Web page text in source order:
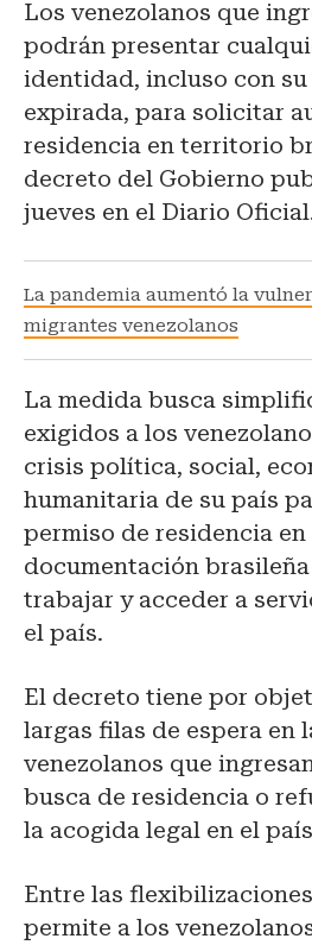
Los venezolanos que
podrán presentar
identidad, incluso con
expirada, para solicitar
residencia en territorio
decreto del Gobierno
jueves en el Diario
La pandemia aumentó la
migrantes venezolanos
La medida busca
exigidos a los
crisis política, social,
humanitaria de su país
permiso de residencia
documentación
trabajar y acceder a
el país.
El decreto tiene por
largas filas de espera en
venezolanos que
busca de residencia o
la acogida legal en el
Entre las
permite a los